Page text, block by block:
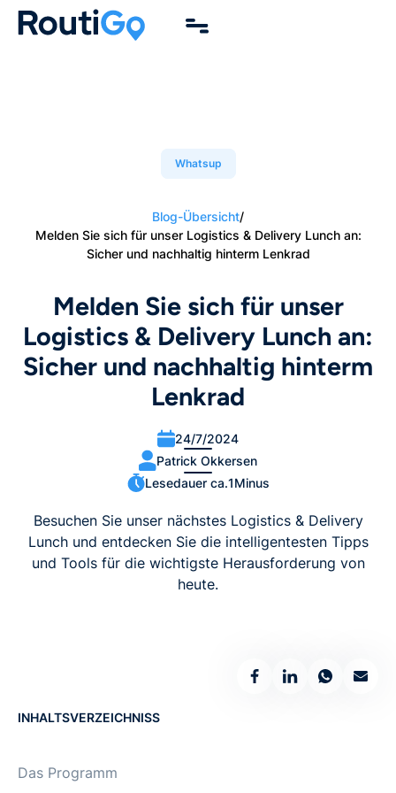
Whatsup
Blog-Übersicht/
Melden Sie sich für unser Logistics & Delivery Lunch an:
Sicher und nachhaltig hinterm Lenkrad
Melden Sie sich für unser
Logistics & Delivery Lunch an:
Sicher und nachhaltig hinterm
Lenkrad
24/7/2024
Patrick Okkersen
Lesedauer ca.1Minus
Besuchen Sie unser nächstes Logistics & Delivery
Lunch und entdecken Sie die intelligentesten Tipps
und Tools für die wichtigste Herausforderung von
heute.
INHALTSVERZEICHNISS
Das Programm